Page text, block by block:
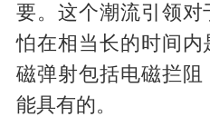
要。这个潮流引领
怕在相当长的时间
磁弹射包括电磁拦
能具有的。